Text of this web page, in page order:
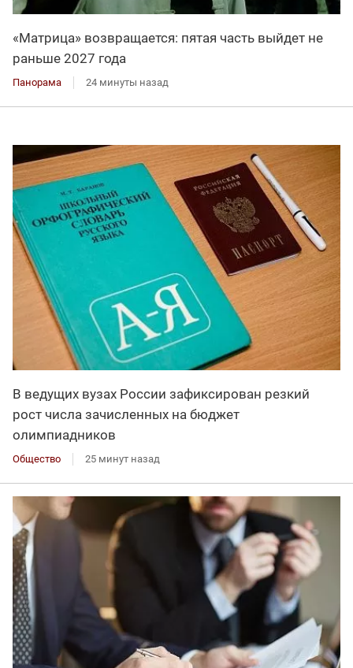
«Матрица» возвращается: пятая часть выйдет не
раньше 2027 года
Панорама 24 минуты назад
В ведущих вузах России зафиксирован резкий
рост числа зачисленных на бюджет
олимпиадников
Общество 25 минут назад